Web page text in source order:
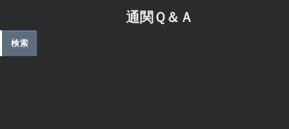
通関Ｑ＆Ａ